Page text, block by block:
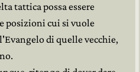
tattica possa essere
posizioni cui si vuole
di quelle vecchie,